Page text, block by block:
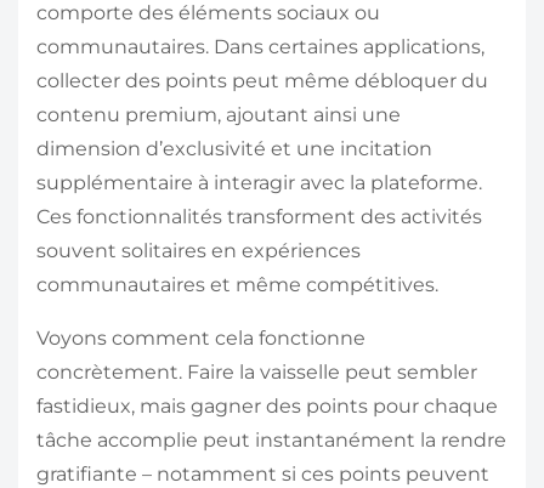
comporte des éléments sociaux ou
communautaires. Dans certaines applications,
collecter des points peut même débloquer du
contenu premium, ajoutant ainsi une
dimension d’exclusivité et une incitation
supplémentaire à interagir avec la plateforme.
Ces fonctionnalités transforment des activités
souvent solitaires en expériences
communautaires et même compétitives.
Voyons comment cela fonctionne
concrètement. Faire la vaisselle peut sembler
fastidieux, mais gagner des points pour chaque
tâche accomplie peut instantanément la rendre
gratifiante – notamment si ces points peuvent